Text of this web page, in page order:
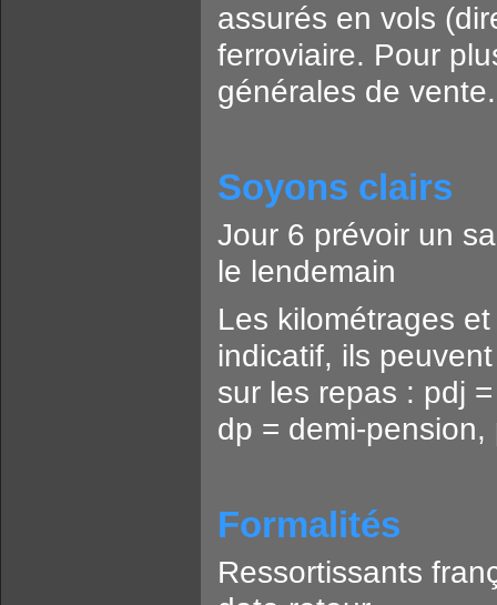
assurés en vols
ferroviaire. Pour
générales de vente.
Soyons clairs
Jour 6 prévoir un
le lendemain
Les kilométrages
indicatif, ils
sur les repas : pdj
dp = demi-
Formalités
Ressortissants